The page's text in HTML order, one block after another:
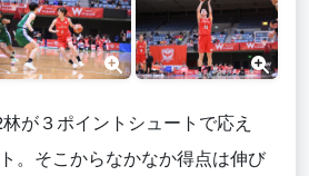
が３ポイントシュートで応え
。そこからなかなか得点は伸び